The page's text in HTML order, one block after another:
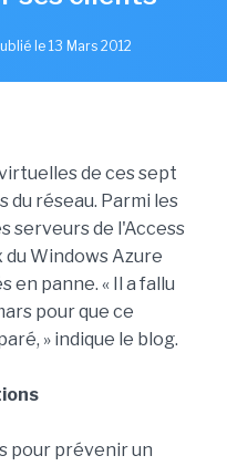
le 13 Mars 2012
de ces sept
réseau. Parmi les
serveurs de l'Access
du Windows Azure
en panne. « Il a fallu
pour que ce
» indique le blog.
pour prévenir un